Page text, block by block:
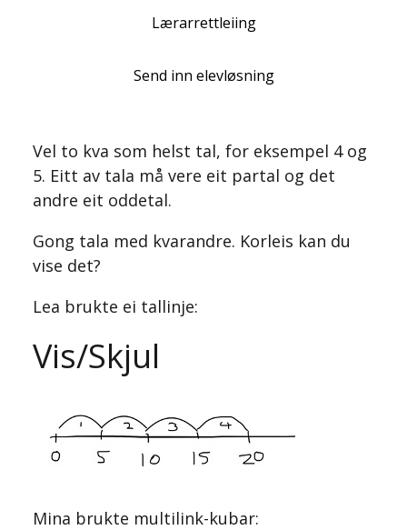
Lærarrettleiing
Send inn elevløsning
Vel to kva som helst tal, for eksempel 4 og
5. Eitt av tala må vere eit partal og det
andre eit oddetal.
Gong tala med kvarandre. Korleis kan du
vise det?
Lea brukte ei tallinje:
Vis/Skjul
Mina brukte multilink-kubar: